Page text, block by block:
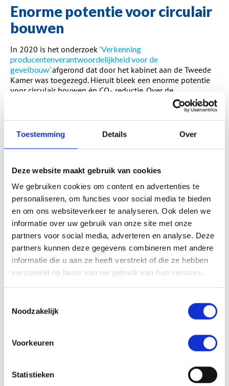
Toestemming Details Over
Deze website maakt gebruik van cookies
We gebruiken cookies om content en advertenties te
personaliseren, om functies voor social media te bieden
en om ons websiteverkeer te analyseren. Ook delen we
informatie over uw gebruik van onze site met onze
partners voor social media, adverteren en analyse. Deze
partners kunnen deze gegevens combineren met andere
informatie die u aan ze heeft verstrekt of die ze hebben
verzameld op basis van uw gebruik van hun services.
Noodzakelijk
Voorkeuren
Statistieken
Enorme potentie voor circulair
bouwen
In 2020 is het onderzoek ‘Verkenning
producentenverantwoordelijkheid voor de
gevelbouw’afgerond dat door het kabinet aan de Tweede
Kamer was toegezegd. Hieruit bleek een enorme potentie
voor circulair bouwen én CO2 reductie. Over de
doelstellingen, afspraken en activiteiten richting 2030 is de
gevelbranche met het Ministerie van Infrastructuur en
Waterstaat en het Ministerie van Binnenlandse Zaken en
Koninkrijksrelaties het gesprek aan gegaan. Inmiddels is
het ‘Ketenakkoord Circulaire Geveleconomie’ uitgewerkt. De
gevelbranches hebben een uitnodiging gestuurd aan beide
Hetverkenningsrapport, deroadmap naar 2030
verdere stappen richting een Circulaire Geveleconomie zijn
te vinden op de website.
Recyclen en hergebruiken
kozijnen
De leden van de VKG worden vanuit de vereniging al
recycleketen van “end of life” producten in het VKG
Recyclesysteem. Dit is onafhankelijk van de herkomst van
initiatieven ontstaan richting volledige circulariteit. Zo zijn
er nu al 100% gerecyclede kunststof kozijnen beschikbaar
Oude kunststof kozijnen terug
naar fabrikant